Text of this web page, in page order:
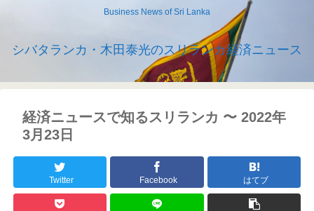
Business News of Sri Lanka
シバタランカ・木田泰光のスリランカ経済ニュース
経済ニュースで知るスリランカ 〜 2022年
3月23日
Twitter Facebook はてブ